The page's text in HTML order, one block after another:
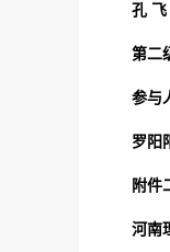
孔 飞
第二
参与
罗阳
附件
河南